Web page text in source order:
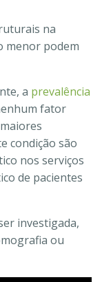
na
menor podem
a prevalência
fator
condição são
nos serviços
de pacientes
investigada,
ou